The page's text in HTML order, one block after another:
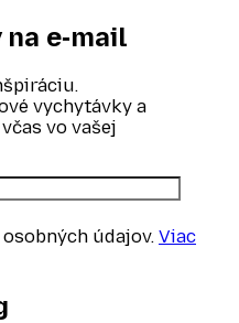
na e‑mail
vychytávky a
vo vašej
údajov. Viac